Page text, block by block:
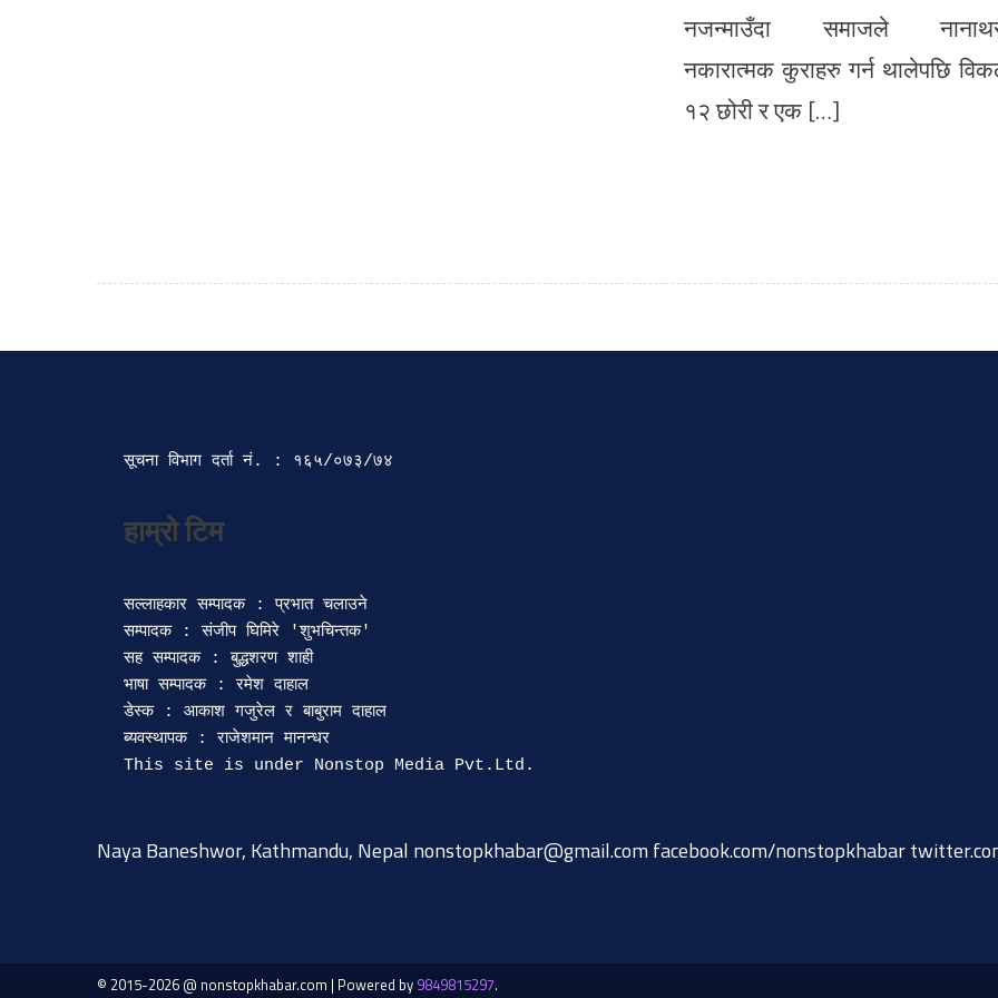
नजन्माउँदा समाजले
नकारात्मक कुराहरु गर्न थालेपछि
१२ छोरी र एक […]
सूचना विभाग दर्ता‍ नं. : १६५/०७३/७४
हाम्रो टिम
सल्लाहकार सम्पादक : प्रभात चलाउने
सम्पादक : संजीप घिमिरे 'शुभचिन्तक'
सह सम्पादक : बुद्धशरण शाही
भाषा सम्पादक : रमेश दाहाल
डेस्क : आकाश गजुरेल र बाबुराम दाहाल
ब्यवस्थापक : राजेशमान मानन्धर
Naya Baneshwor, Kathmandu, Nepal nonstopkhabar@gmail.com facebook.com/nonstopkhabar
© 2015-2026 @ nonstopkhabar.com | Powered by 9849815297.